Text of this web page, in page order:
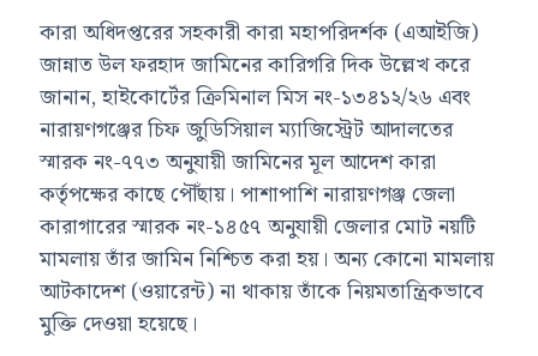
কারা অধিদপ্তরের সহকারী কারা মহাপরিদর্শক (এআইজি)
জান্নাত উল ফরহাদ জামিনের কারিগরি দিক উল্লেখ করে
জানান, হাইকোর্টের ক্রিমিনাল মিস নং-১৩৪১২/২৬ এবং
নারায়ণগঞ্জের চিফ জুডিসিয়াল ম্যাজিস্ট্রেট আদালতের
স্মারক নং-৭৭৩ অনুযায়ী জামিনের মূল আদেশ কারা
কর্তৃপক্ষের কাছে পৌঁছায়। পাশাপাশি নারায়ণগঞ্জ জেলা
কারাগারের স্মারক নং-১৪৫৭ অনুযায়ী জেলার মোট নয়টি
মামলায় তাঁর জামিন নিশ্চিত করা হয়। অন্য কোনো মামলায়
আটকাদেশ (ওয়ারেন্ট) না থাকায় তাঁকে নিয়মতান্ত্রিকভাবে
মুক্তি দেওয়া হয়েছে।